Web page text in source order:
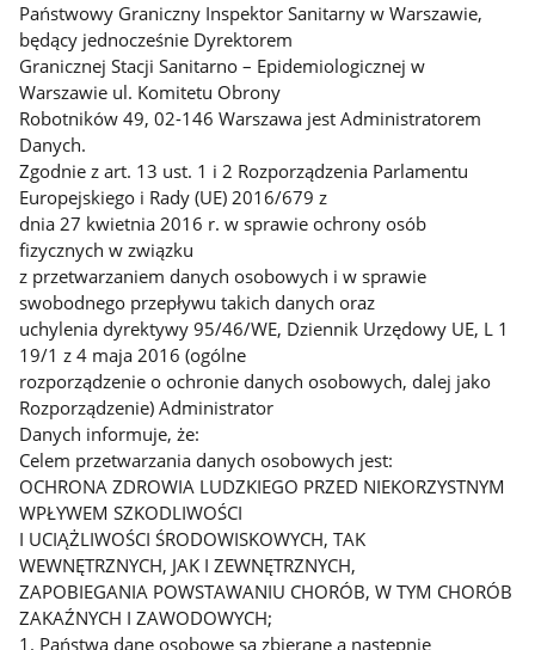
Państwowy Graniczny Inspektor Sanitarny w Warszawie,
będący jednocześnie Dyrektorem
Granicznej Stacji Sanitarno – Epidemiologicznej w
Warszawie ul. Komitetu Obrony
Robotników 49, 02-146 Warszawa jest Administratorem
Danych.
Zgodnie z art. 13 ust. 1 i 2 Rozporządzenia Parlamentu
Europejskiego i Rady (UE) 2016/679 z
dnia 27 kwietnia 2016 r. w sprawie ochrony osób
fizycznych w związku
z przetwarzaniem danych osobowych i w sprawie
swobodnego przepływu takich danych oraz
uchylenia dyrektywy 95/46/WE, Dziennik Urzędowy UE, L 1
19/1 z 4 maja 2016 (ogólne
rozporządzenie o ochronie danych osobowych, dalej jako
Rozporządzenie) Administrator
Danych informuje, że:
Celem przetwarzania danych osobowych jest:
OCHRONA ZDROWIA LUDZKIEGO PRZED NIEKORZYSTNYM
WPŁYWEM SZKODLIWOŚCI
I UCIĄŻLIWOŚCI ŚRODOWISKOWYCH, TAK
WEWNĘTRZNYCH, JAK I ZEWNĘTRZNYCH,
ZAPOBIEGANIA POWSTAWANIU CHORÓB, W TYM CHORÓB
ZAKAŹNYCH I ZAWODOWYCH;
1. Państwa dane osobowe są zbierane a następnie